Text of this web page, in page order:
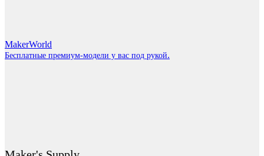
MakerWorld
Бесплатные премиум-модели у вас под рукой.